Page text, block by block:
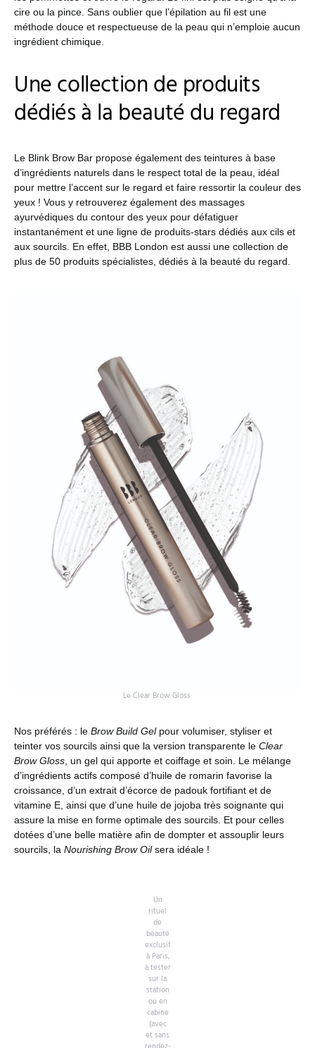
cire ou la pince. Sans oublier que l’épilation au fil est une
méthode douce et respectueuse de la peau qui n’emploie aucun
ingrédient chimique.
Une collection de produits
dédiés à la beauté du regard
Le Blink Brow Bar propose également des teintures à base
d’ingrédients naturels dans le respect total de la peau, idéal
pour mettre l’accent sur le regard et faire ressortir la couleur des
yeux ! Vous y retrouverez également des massages
ayurvédiques du contour des yeux pour défatiguer
instantanément et une ligne de produits-stars dédiés aux cils et
aux sourcils. En effet, BBB London est aussi une collection de
plus de 50 produits spécialistes, dédiés à la beauté du regard.
Le Clear Brow Gloss
Nos préférés : le Brow Build Gelpour volumiser, styliser et
teinter vos sourcils ainsi que la version transparente le Clear
Brow Gloss , un gel qui apporte et coiffage et soin. Le mélange
d’ingrédients actifs composé d’huile de romarin favorise la
croissance, d’un extrait d’écorce de padouk fortifiant et de
vitamine E, ainsi que d’une huile de jojoba très soignante qui
assure la mise en forme optimale des sourcils. Et pour celles
dotées d’une belle matière afin de dompter et assouplir leurs
sourcils, la Nourishing Brow Oilsera idéale !
Un
rituel
de
beauté
exclusif
à Paris,
à tester
sur la
station
ou en
cabine
(avec
et sans